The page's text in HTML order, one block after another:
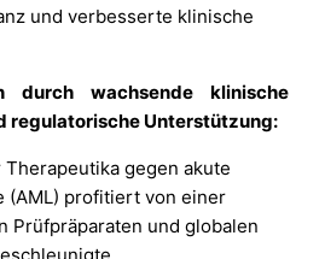
und verbesserte klinische
durch wachsende klinische
regulatorische Unterstützung:
gegen akute
(AML) profitiert von einer
Prüfpräparaten und globalen